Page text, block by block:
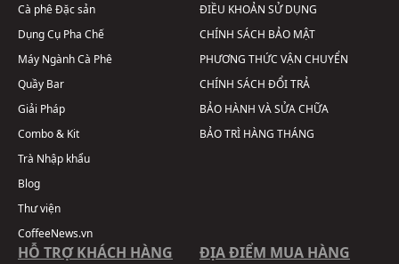
Cà phê Đặc sản
Dụng Cụ Pha Chế
Máy Ngành Cà Phê
Quầy Bar
Giải Pháp
Combo & Kit
Trà Nhập khẩu
Blog
Thư viện
CoffeeNews.vn
ĐIỀU KHOẢN SỬ DỤNG
CHÍNH SÁCH BẢO MẬT
PHƯƠNG THỨC VẬN CHUYỂN
CHÍNH SÁCH ĐỔI TRẢ
BẢO HÀNH VÀ SỬA CHỮA
BẢO TRÌ HÀNG THÁNG
HỖ TRỢ KHÁCH HÀNG ĐỊA ĐIỂM MUA HÀNG